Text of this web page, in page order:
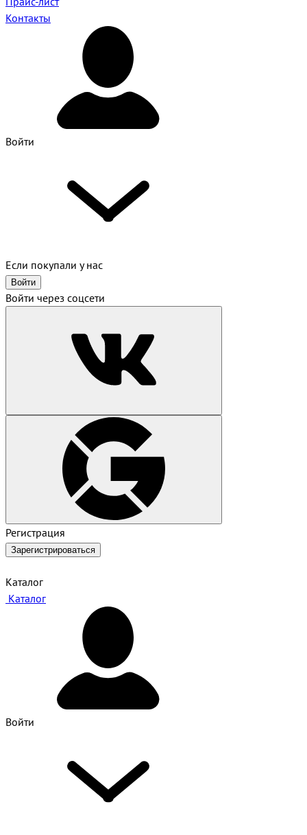
Контакты
Войти
Если покупали у нас
Войти
Войти через соцсети
Регистрация
Зарегистрироваться
Каталог
Каталог
Войти